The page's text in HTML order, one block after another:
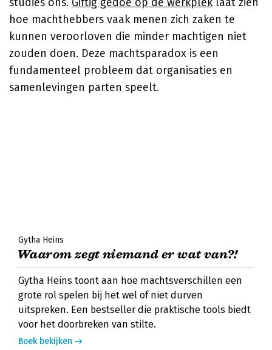
hoe machthebbers vaak menen zich zaken te
kunnen veroorloven die minder machtigen niet
zouden doen. Deze machtsparadox is een
fundamenteel probleem dat organisaties en
samenlevingen parten speelt.
Gytha Heins
Waarom zegt niemand er wat van?!
Gytha Heins toont aan hoe machtsverschillen een
grote rol spelen bij het wel of niet durven
uitspreken. Een bestseller die praktische tools biedt
voor het doorbreken van stilte.
Boek bekijken